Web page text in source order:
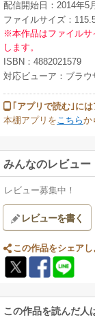
配信開始日：2014年5
ファイルサイズ：
※本作品はファイルサ
します。
ISBN：4882021579
対応ビューア：ブラウ
｢アプリで読む｣に
本棚アプリをこちらか
みんなのレビュー
レビュー募集中！
レビューを書く
この作品をシェアし
この作品を読んだ人